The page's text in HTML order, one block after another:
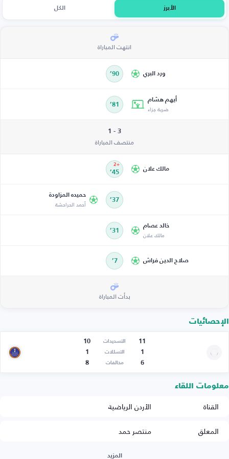
الأبرز الكل
انتهت المباراة
ورد البري 90’
أيهم هشام
ضربة جزاء 81’
3 - 1
منتصف المباراة
مالك علان 45’
+2
37’
حميده المزاودة
أحمد الحراحشة
خالد عصام
مالك علان 31’
صلاح الدين فراش 7’
بدأت المباراة
الإحصائيات
11 التسديدات
10
1
التسللات
1
6
مخالفات 8
معلومات اللقاء
القناة
الأردن الرياضية
المعلق
منتصر حمد
المزيد